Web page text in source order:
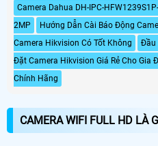
Camera Dahua DH-IPC-
2MP
Hướng Dẫn Cài Báo Động
Camera Hikvision Có Tốt Không
Đầu
Đặt Camera Hikvision Giá Rẻ Cho Gia
Chính Hãng
CAMERA WIFI FULL HD LÀ